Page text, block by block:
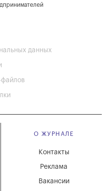
данных
файлов
О ЖУРНАЛЕ
Вакансии
Реклама
Контакты